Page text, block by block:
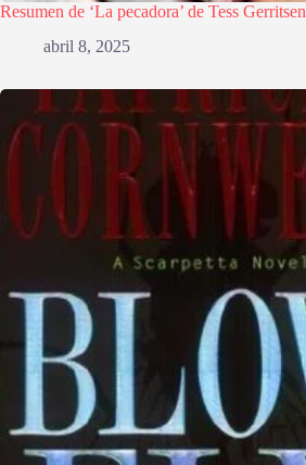
Resumen de ‘La pecadora’ de Tess Gerritsen
abril 8, 2025